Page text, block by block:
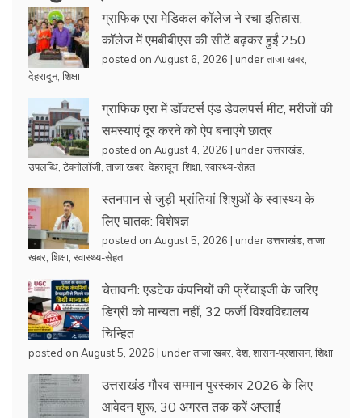
ग्राफिक एरा मेडिकल कॉलेज ने रचा इतिहास,
कॉलेज में एमबीबीएस की सीटें बढ़कर हुईं 250
posted on August 6, 2026 | underताजा खबर
देहरादून, शिक्षा
ग्राफिक एरा में डॉक्टर्स एंड डेवलपर्स मीट, मरीजों की
समस्याएं दूर करने को ऐप बनाएंगे छात्र
posted on August 4, 2026 | underउत्तराखंड
उपलब्धि टेक्नोलॉजी ताजा खबर देहरादून, शिक्षा स्वास्थ्य-सेहत
स्तनपान से जुड़ी भ्रांतियां शिशुओं के स्वास्थ्य के
लिए घातक: विशेषज्ञ
posted on August 5, 2026 | underउत्तराखंड ताजा
खबर शिक्षा स्वास्थ्य-सेहत
चेतावनी: एडटेक कंपनियों की फ्रेंचाइजी के जरिए
डिग्री को मान्यता नहीं, 32 फर्जी विश्वविद्यालय
चिन्हित
posted on August 5, 2026 | underताजा खबर देश, शासन-प्रशासन, शिक्षा
उत्तराखंड गौरव सम्मान पुरस्कार 2026 के लिए
आवेदन शुरू, 30 अगस्त तक करें अप्लाई